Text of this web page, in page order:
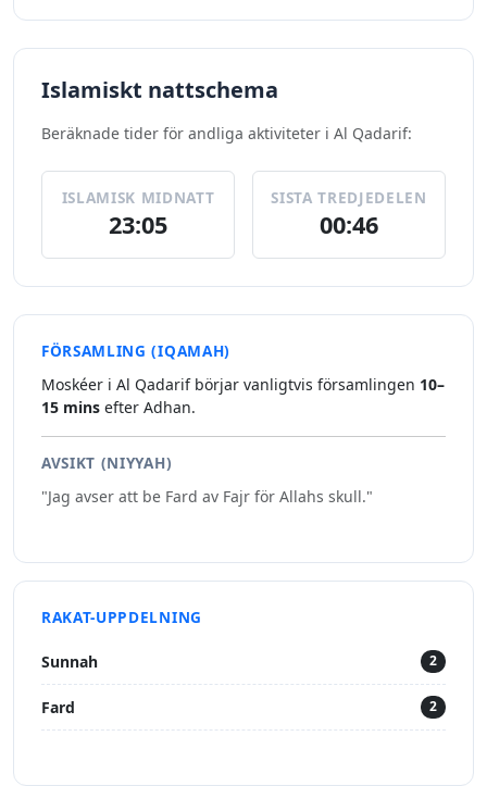
Islamiskt nattschema
Beräknade tider för andliga aktiviteter i Al Qadarif:
ISLAMISK MIDNATT
23:05
SISTA TREDJEDELEN
00:46
FÖRSAMLING (IQAMAH)
Moskéer i Al Qadarif börjar vanligtvis församlingen 10–
15 mins efter Adhan.
AVSIKT (NIYYAH)
"Jag avser att be Fard av Fajr för Allahs skull."
RAKAT-UPPDELNING
Sunnah 2
Fard 2